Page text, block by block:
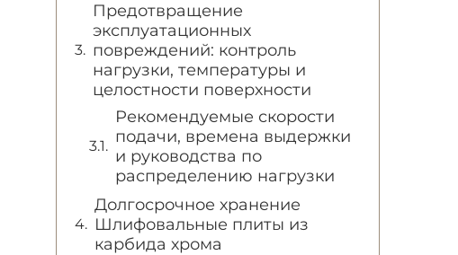
Предотвращение
эксплуатационных
повреждений: контроль
нагрузки, температуры и
целостности поверхности
Рекомендуемые скорости
подачи, времена выдержки
и руководства по
распределению нагрузки
Долгосрочное хранение
Шлифовальные плиты из
карбида хрома